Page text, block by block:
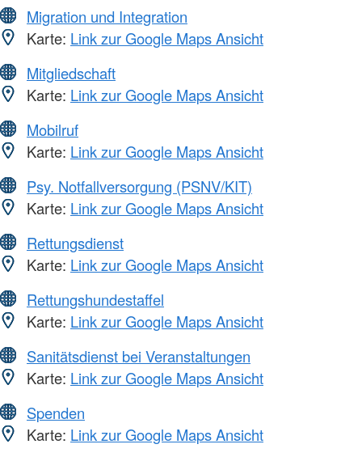
Migration und Integration
Karte: Link zur Google Maps Ansicht
Mitgliedschaft
Karte: Link zur Google Maps Ansicht
Mobilruf
Karte: Link zur Google Maps Ansicht
Psy. Notfallversorgung (PSNV/KIT)
Karte: Link zur Google Maps Ansicht
Rettungsdienst
Karte: Link zur Google Maps Ansicht
Rettungshundestaffel
Karte: Link zur Google Maps Ansicht
Sanitätsdienst bei Veranstaltungen
Karte: Link zur Google Maps Ansicht
Spenden
Karte: Link zur Google Maps Ansicht